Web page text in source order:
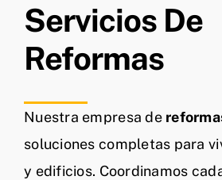
Servicios De
Reformas
Nuestra empresa de
soluciones completas para
y edificios. Coordinamos